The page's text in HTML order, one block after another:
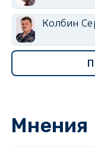
Колбин
Мнения